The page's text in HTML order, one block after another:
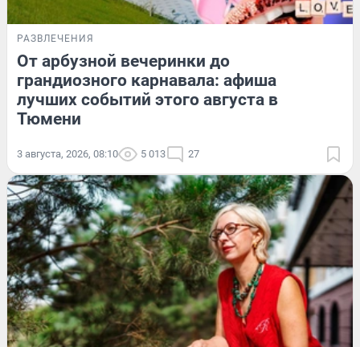
РАЗВЛЕЧЕНИЯ
От арбузной вечеринки до
грандиозного карнавала: афиша
лучших событий этого августа в
Тюмени
3 августа, 2026, 08:10 5 013 27